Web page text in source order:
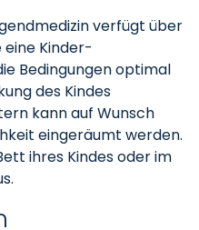
verfügt über
Kinder-
Bedingungen optimal
des Kindes
kann auf Wunsch
eingeräumt werden.
ihres Kindes oder im